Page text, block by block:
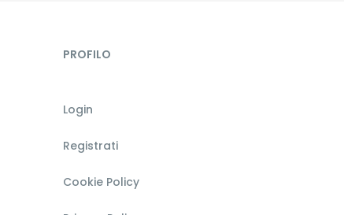
PROFILO
Login
Registrati
Cookie Policy